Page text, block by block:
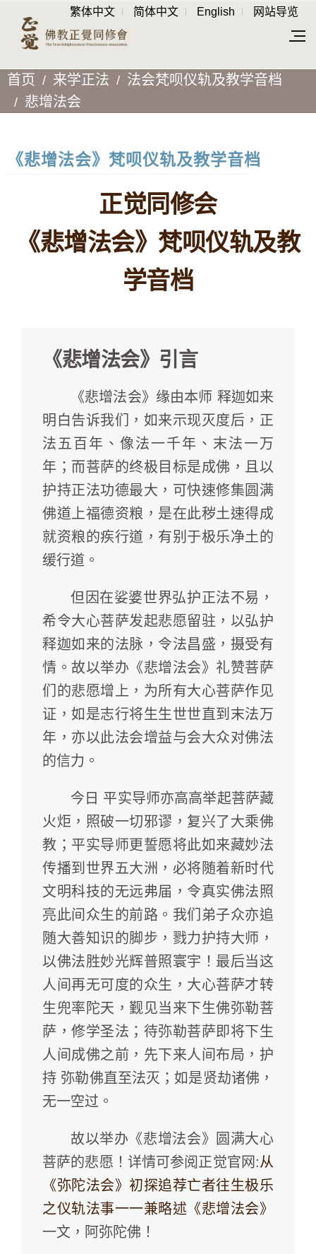
繁体中文 简体中文 English 网站导览
首页 来学正法
法会梵呗仪轨及教学音档
悲增法会
《悲增法会》梵呗仪轨及教学音档
正觉同修会
《悲增法会》梵呗仪轨及教
学音档
《悲增法会》引言
《悲增法会》缘由本师 释迦如来
明白告诉我们，如来示现灭度后，正
法五百年、像法一千年、末法一万
年；而菩萨的终极目标是成佛，且以
护持正法功德最大，可快速修集圆满
佛道上福德资粮，是在此秽土速得成
就资粮的疾行道，有别于极乐净土的
缓行道。
但因在娑婆世界弘护正法不易，
希令大心菩萨发起悲愿留驻，以弘护
释迦如来的法脉，令法昌盛，摄受有
情。故以举办《悲增法会》礼赞菩萨
们的悲愿增上，为所有大心菩萨作见
证，如是志行将生生世世直到末法万
年，亦以此法会增益与会大众对佛法
的信力。
今日 平实导师亦高高举起菩萨藏
火炬，照破一切邪谬，复兴了大乘佛
教；平实导师更誓愿将此如来藏妙法
传播到世界五大洲，必将随着新时代
文明科技的无远弗届，令真实佛法照
亮此间众生的前路。我们弟子众亦追
随大善知识的脚步，戮力护持大师，
以佛法胜妙光辉普照寰宇！最后当这
人间再无可度的众生，大心菩萨才转
生兜率陀天，觐见当来下生佛弥勒菩
萨，修学圣法；待弥勒菩萨即将下生
人间成佛之前，先下来人间布局，护
持 弥勒佛直至法灭；如是贤劫诸佛，
无一空过。
故以举办《悲增法会》圆满大心
菩萨的悲愿！详情可参阅正觉官网:从
《弥陀法会》初探追荐亡者往生极乐
之仪轨法事一一兼略述《悲增法会》
一文，阿弥陀佛！